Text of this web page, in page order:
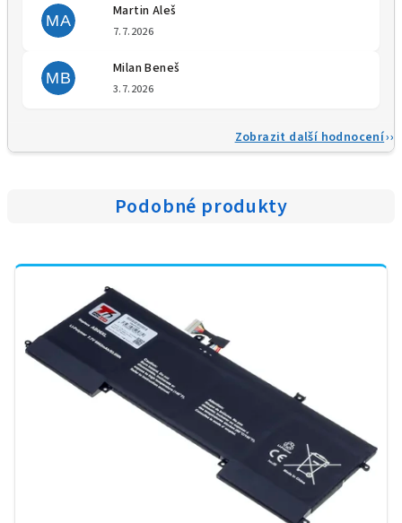
MA
Martin Aleš
7.7.2026
MB
Milan Beneš
3.7.2026
Zobrazit další hodnocení
Podobné produkty